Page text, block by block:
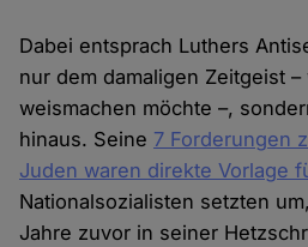
Dabei entsprach Luthers
nur dem damaligen Zeitgeist
weismachen möchte –,
hinaus. Seine 7 Forderungen
Juden waren direkte Vorlage
Nationalsozialisten setzten
Jahre zuvor in seiner